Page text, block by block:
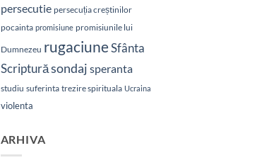
persecutie persecuția creștinilor
pocainta promisiune promisiunile lui
Dumnezeu rugaciuneSfânta
Scripturăsondaj speranta
studiu suferinta trezire spirituala Ucraina
violenta
ARHIVA